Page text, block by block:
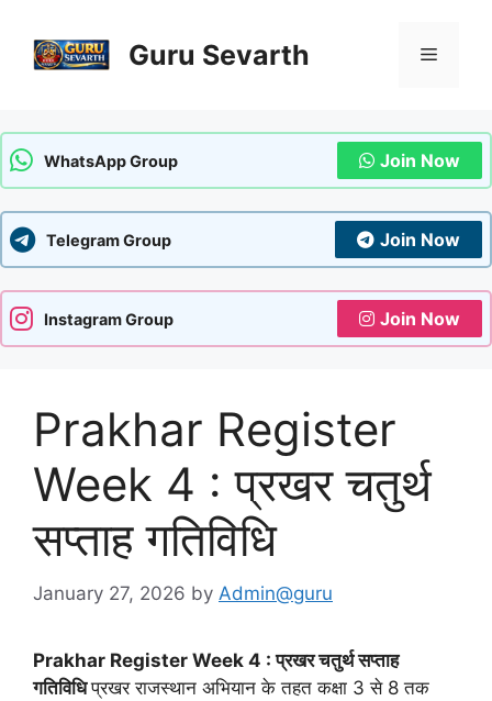
content
Guru Sevarth Menu
WhatsApp Group Join Now
Telegram Group Join Now
Instagram Group Join Now
Prakhar Register
Week 4 : प्रखर चतुर्थ
सप्ताह गतिविधि
January 27, 2026 by Admin@guru
Prakhar Register Week 4 : प्रखर चतुर्थ सप्ताह
गतिविधिप्रखर राजस्थान अभियान के तहत कक्षा 3 से 8 तक